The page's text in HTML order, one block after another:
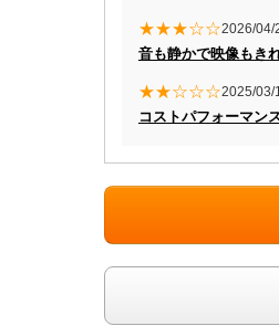
★★★☆☆2026/04/
音も静かで映像もき
★★☆☆☆2025/03/
コストパフォーマン